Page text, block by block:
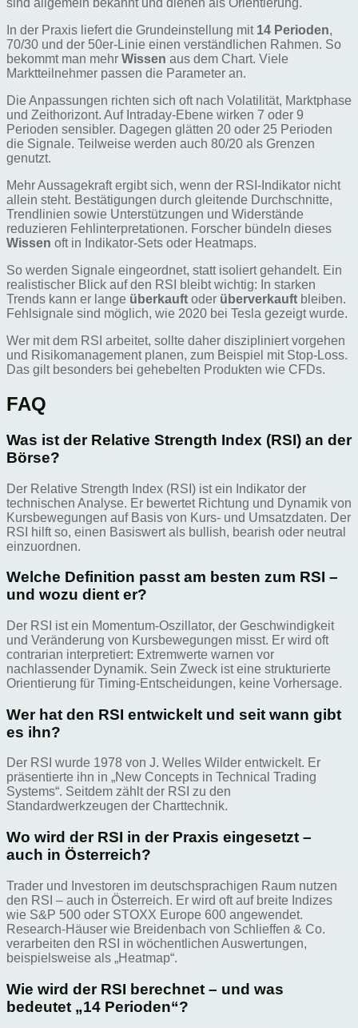
sind allgemein bekannt und dienen als Orientierung.
In der Praxis liefert die Grundeinstellung mit 14 Perioden,
70/30 und der 50er-Linie einen verständlichen Rahmen. So
bekommt man mehr Wissen aus dem Chart. Viele
Marktteilnehmer passen die Parameter an.
Die Anpassungen richten sich oft nach Volatilität, Marktphase
und Zeithorizont. Auf Intraday-Ebene wirken 7 oder 9
Perioden sensibler. Dagegen glätten 20 oder 25 Perioden
die Signale. Teilweise werden auch 80/20 als Grenzen
genutzt.
Mehr Aussagekraft ergibt sich, wenn der RSI-Indikator nicht
allein steht. Bestätigungen durch gleitende Durchschnitte,
Trendlinien sowie Unterstützungen und Widerstände
reduzieren Fehlinterpretationen. Forscher bündeln dieses
Wissen oft in Indikator-Sets oder Heatmaps.
So werden Signale eingeordnet, statt isoliert gehandelt. Ein
realistischer Blick auf den RSI bleibt wichtig: In starken
Trends kann er lange überkauft oder überverkauft bleiben.
Fehlsignale sind möglich, wie 2020 bei Tesla gezeigt wurde.
Wer mit dem RSI arbeitet, sollte daher diszipliniert vorgehen
und Risikomanagement planen, zum Beispiel mit Stop-Loss.
Das gilt besonders bei gehebelten Produkten wie CFDs.
FAQ
Was ist der Relative Strength Index (RSI) an der
Börse?
Der Relative Strength Index (RSI) ist ein Indikator der
technischen Analyse. Er bewertet Richtung und Dynamik von
Kursbewegungen auf Basis von Kurs- und Umsatzdaten. Der
RSI hilft so, einen Basiswert als bullish, bearish oder neutral
einzuordnen.
Welche Definition passt am besten zum RSI –
und wozu dient er?
Der RSI ist ein Momentum-Oszillator, der Geschwindigkeit
und Veränderung von Kursbewegungen misst. Er wird oft
contrarian interpretiert: Extremwerte warnen vor
nachlassender Dynamik. Sein Zweck ist eine strukturierte
Orientierung für Timing-Entscheidungen, keine Vorhersage.
Wer hat den RSI entwickelt und seit wann gibt
es ihn?
Der RSI wurde 1978 von J. Welles Wilder entwickelt. Er
präsentierte ihn in „New Concepts in Technical Trading
Systems“. Seitdem zählt der RSI zu den
Standardwerkzeugen der Charttechnik.
Wo wird der RSI in der Praxis eingesetzt –
auch in Österreich?
Trader und Investoren im deutschsprachigen Raum nutzen
den RSI – auch in Österreich. Er wird oft auf breite Indizes
wie S&P 500 oder STOXX Europe 600 angewendet.
Research-Häuser wie Breidenbach von Schlieffen & Co.
verarbeiten den RSI in wöchentlichen Auswertungen,
beispielsweise als „Heatmap“.
Wie wird der RSI berechnet – und was
bedeutet „14 Perioden“?